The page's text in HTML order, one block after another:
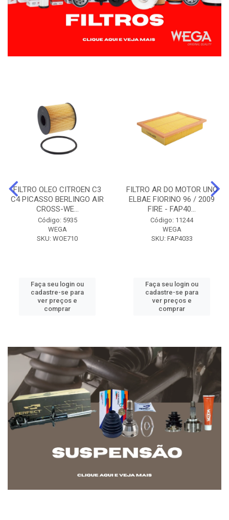
FILTRO OLEO CITROEN C3
C4 PICASSO BERLINGO AIR
CROSS-WE...
Código: 5935
WEGA
SKU: WOE710
Faça seu login ou
cadastre-se para
ver preços e
comprar
FILTRO AR DO MOTOR UNO
ELBAE FIORINO 96 / 2009
FIRE - FAP40...
Código: 11244
WEGA
SKU: FAP4033
Faça seu login ou
cadastre-se para
ver preços e
comprar